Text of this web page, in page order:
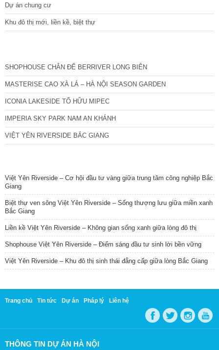
Dự án chung cư
Khu đô thị mới, liền kề, biệt thự
SHOPHOUSE CHÂN ĐẾ BERRIVER LONG BIÊN
MASTERISE CAO XÀ LÁ – HÀ NỘI SEASON GARDEN
ICONIA LAKESIDE TỐ HỮU MIPEC
IMPERIA SKY PARK NAM AN KHÁNH
VIỆT YÊN RIVERSIDE BẮC GIANG
Việt Yên Riverside – Cơ hội đầu tư vàng giữa trung tâm công nghiệp Bắc
Giang
Biệt thự ven sông Việt Yên Riverside – Sống thượng lưu giữa miền xanh
Bắc Giang
Liền kề Việt Yên Riverside – Không gian sống xanh giữa lòng đô thị
Shophouse Việt Yên Riverside – Điểm sáng đầu tư sinh lời bền vững
Việt Yên Riverside – Khu đô thị sinh thái đẳng cấp giữa lòng Bắc Giang
Trang chủ Tin tức Dự án Pháp lý Liên hệ
THÔNG TIN DỰ ÁN HÀ NỘI